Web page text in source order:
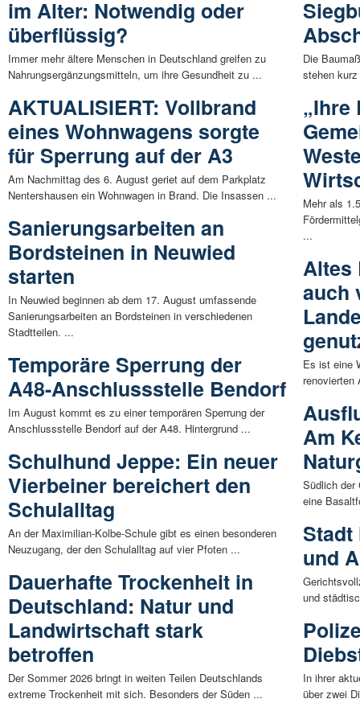
im Alter: Notwendig oder
überflüssig?
Immer mehr ältere Menschen in Deutschland greifen zu
Nahrungsergänzungsmitteln, um ihre Gesundheit zu ...
AKTUALISIERT: Vollbrand
eines Wohnwagens sorgte
für Sperrung auf der A3
Am Nachmittag des 6. August geriet auf dem Parkplatz
Nentershausen ein Wohnwagen in Brand. Die Insassen ...
Sanierungsarbeiten an
Bordsteinen in Neuwied
starten
In Neuwied beginnen ab dem 17. August umfassende
Sanierungsarbeiten an Bordsteinen in verschiedenen
Stadtteilen. ...
Temporäre Sperrung der
A48-Anschlussstelle Bendorf
Im August kommt es zu einer temporären Sperrung der
Anschlussstelle Bendorf auf der A48. Hintergrund ...
Schulhund Jeppe: Ein neuer
Vierbeiner bereichert den
Schulalltag
An der Maximilian-Kolbe-Schule gibt es einen besonderen
Neuzugang, der den Schulalltag auf vier Pfoten ...
Dauerhafte Trockenheit in
Deutschland: Natur und
Landwirtschaft stark
betroffen
Der Sommer 2026 bringt in weiten Teilen Deutschlands
extreme Trockenheit mit sich. Besonders der Süden ...
Die
stehen
„Ihre
Mehr als
...
Altes
auch
Es ist eine
renovierten
Am
Südlich der
eine
Stadt
und
und
In ihrer
über zwei